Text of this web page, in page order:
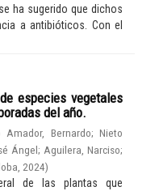
ha sugerido que dichos
a antibióticos. Con el
especies vegetales
del año.
Amador, Bernardo;Nieto
Ángel; Aguilera, Narciso;
2024)
de las plantas que